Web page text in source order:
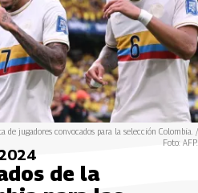
de jugadores convocados para la selección Colombia. /
Foto: AFP.
de la